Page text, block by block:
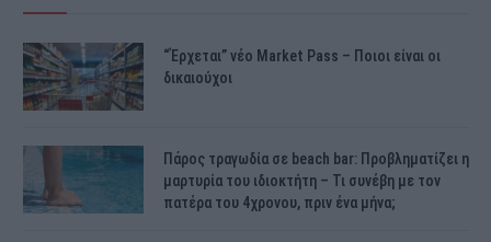
“Έρχεται” νέο Market Pass – Ποιοι είναι οι
δικαιούχοι
Πάρος τραγωδία σε beach bar: Προβληματίζει η
μαρτυρία του ιδιοκτήτη – Τι συνέβη με τον
πατέρα του 4χρονου, πριν ένα μήνα;